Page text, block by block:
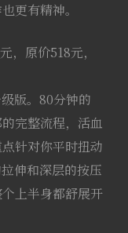
更有精神。
，原价518元，
版。80分钟的
完整流程，活血
针对你平时扭动
伸和深层的按压
上半身都舒展开